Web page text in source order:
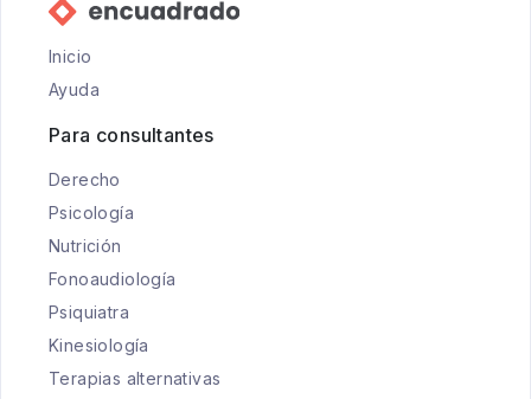
Inicio
Ayuda
Para consultantes
Derecho
Psicología
Nutrición
Fonoaudiología
Psiquiatra
Kinesiología
Terapias alternativas